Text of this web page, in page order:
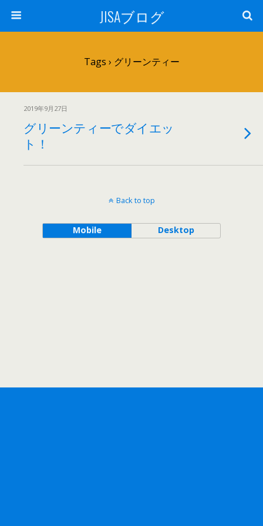
JISAブログ
Tags › グリーンティー
2019年9月27日
グリーンティーでダイエッ
ト！
Back to top
Mobile Desktop